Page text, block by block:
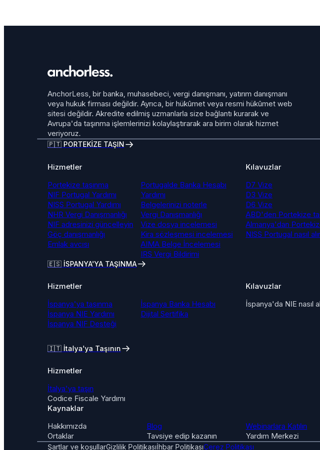
AnchorLess, bir banka, muhasebeci, vergi danışmanı, yatırım danışmanı
veya hukuk firması değildir. Ayrıca, bir hükûmet veya resmi hükûmet web
sitesi değildir. Akredite edilmiş uzmanlarla size bağlantı kurarak ve
Avrupa'da taşınma işlemlerinizi kolaylaştırarak ara birim olarak hizmet
veriyoruz.
🇵🇹 PORTEKİZE TAŞIN
Hizmetler
Portekize taşınma
NIF Portugal Yardımı
NISS Portugal Yardımı
NHR Vergi Danışmanlığı
NIF adresinizi güncelleyin
Göç danışmanlığı
Emlak avcısı
Portugalde Banka Hesabı
Yardımı
Belgelerinizi noterle
Vergi Danışmanlığı
Vize dosya incelemesi
Kira sözleşmesi incelemesi
AIMA Belge İncelemesi
IRS Vergi Bildirimi
Kılavuzlar
D7 Vize
D3 Vize
D6 Vize
ABD'den Portekize
Almanya'dan
NISS Portugal nasıl
🇪🇸 İSPANYA'YA TAŞINMA
Hizmetler
İspanya'ya taşınma
İspanya NIE Yardımı
İspanya NIF Desteği
İspanya Banka Hesabı
Dijital Sertifika
Kılavuzlar
İspanya'da NIE nasıl
🇮🇹 İtalya'ya Taşının
Hizmetler
İtalya'ya taşın
Codice Fiscale Yardımı
Kaynaklar
Hakkımızda
Blog Webinarlara Katılın
Ortaklar
Tavsiye edip kazanın Yardım Merkezi
Şartlar ve koşullarGizlilik Politikasıİhbar PolitikasıÇerez Politikası